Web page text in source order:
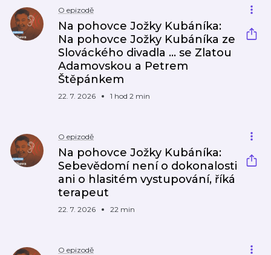
O epizodě
Na pohovce Jožky Kubáníka:
Na pohovce Jožky Kubáníka ze
Slováckého divadla ... se Zlatou
Adamovskou a Petrem
Štěpánkem
22. 7. 2026 1 hod 2 min
O epizodě
Na pohovce Jožky Kubáníka:
Sebevědomí není o dokonalosti
ani o hlasitém vystupování, říká
terapeut
22. 7. 2026 22 min
O epizodě